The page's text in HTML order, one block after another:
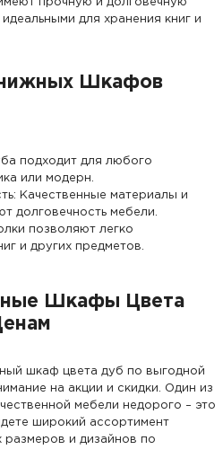
прочную и долговечную
для хранения книг и
Шкафов
подходит для любого
или модерн.
Качественные материалы и
долговечность мебели.
позволяют легко
и других предметов.
Шкафы Цвета
шкаф цвета дуб по выгодной
на акции и скидки. Один из
мебели недорого – это
широкий ассортимент
и дизайнов по